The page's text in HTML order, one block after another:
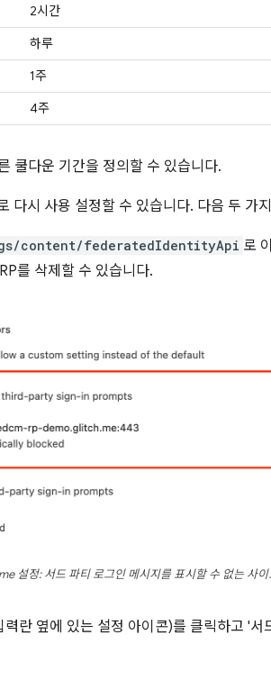
2시간
하루
1주
4주
쿨다운 기간을 정의할 수 있습니다.
다시 사용 설정할 수 있습니다. 다음 두 가
content/federatedIdentityApi 로
를 삭제할 수 있습니다.
설정: 서드 파티 로그인 메시지를 표시할 수 없는 사
란 옆에 있는 설정 아이콘)를 클릭하고 '서